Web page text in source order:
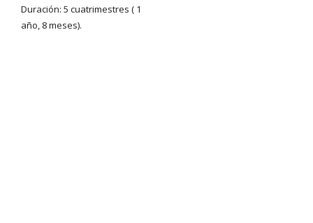
Duración: 5 cuatrimestres ( 1
año, 8 meses).